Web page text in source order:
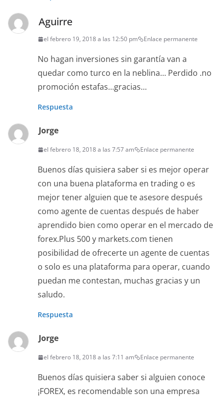
Aguirre
el febrero 19, 2018 a las 12:50 pm Enlace permanente
No hagan inversiones sin garantía van a
quedar como turco en la neblina… Perdido .no
promoción estafas…gracias…
Respuesta
Jorge
el febrero 18, 2018 a las 7:57 am Enlace permanente
Buenos días quisiera saber si es mejor operar
con una buena plataforma en trading o es
mejor tener alguien que te asesore después
como agente de cuentas después de haber
aprendido bien como operar en el mercado de
forex.Plus 500 y markets.com tienen
posibilidad de ofrecerte un agente de cuentas
o solo es una plataforma para operar, cuando
puedan me contestan, muchas gracias y un
saludo.
Respuesta
Jorge
el febrero 18, 2018 a las 7:11 am Enlace permanente
Buenos días quisiera saber si alguien conoce
¡FOREX, es recomendable son una empresa